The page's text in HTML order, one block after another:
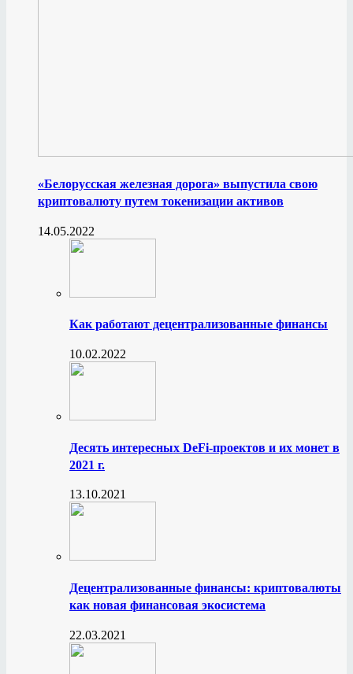
«Белорусская железная дорога» выпустила свою
криптовалюту путем токенизации активов
14.05.2022
Как работают децентрализованные финансы
10.02.2022
Десять интересных DeFi-проектов и их монет в
2021 г.
13.10.2021
Децентрализованные финансы: криптовалюты
как новая финансовая экосистема
22.03.2021